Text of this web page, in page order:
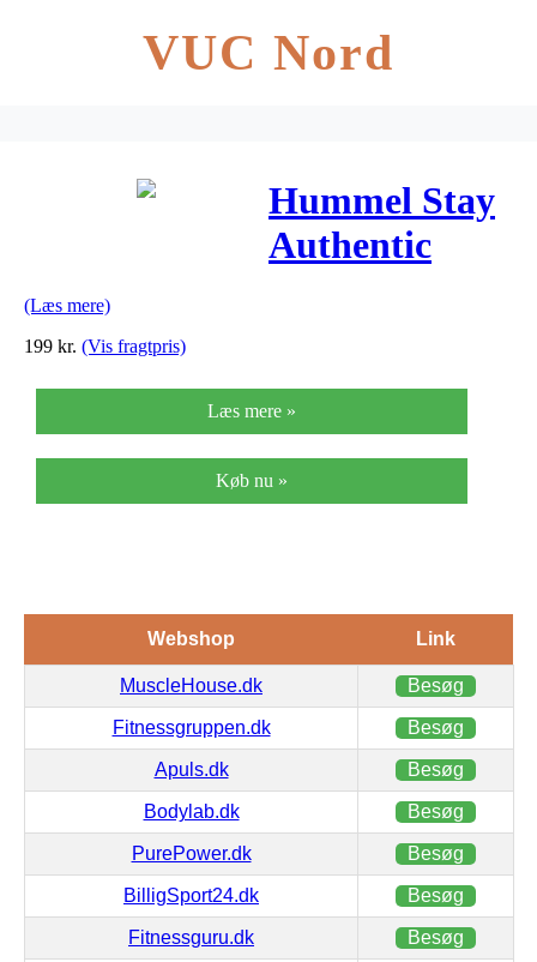
VUC Nord
Hummel Stay
Authentic
(Læs mere)
199 kr. (Vis fragtpris)
Læs mere »
Køb nu »
Webshop Link
MuscleHouse.dk Besøg
Fitnessgruppen.dk Besøg
Apuls.dk Besøg
Bodylab.dk Besøg
PurePower.dk Besøg
BilligSport24.dk Besøg
Fitnessguru.dk Besøg